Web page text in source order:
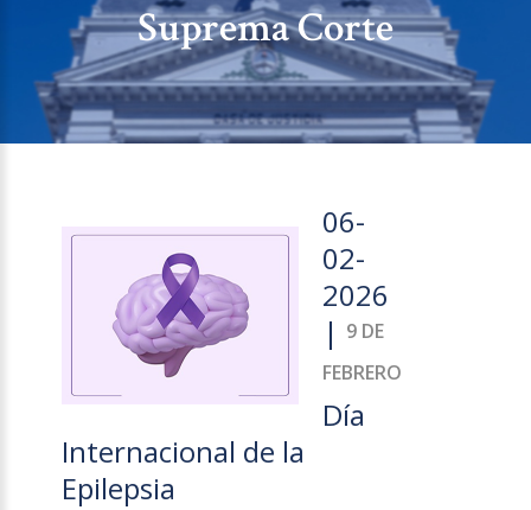
Suprema Corte
06-
02-
2026
| 9 DE
FEBRERO
Día
Internacional de la
Epilepsia